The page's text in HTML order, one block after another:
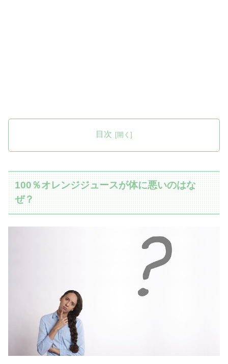
目次
100％オレンジジュースが体に悪いのはな
ぜ？